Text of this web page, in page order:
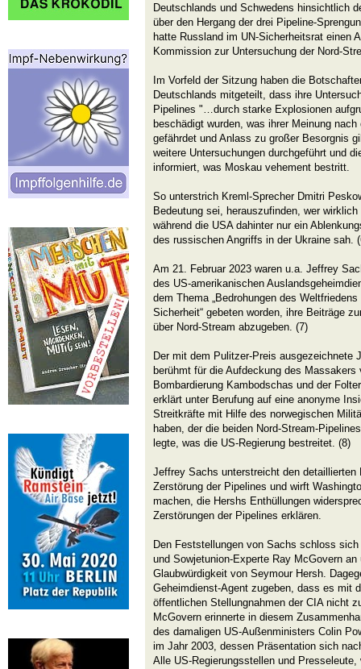
Deutschlands und Schwedens hinsichtlich
über den Hergang der drei Pipeline-
hatte Russland im UN-Sicherheitsrat einen
Kommission zur Untersuchung der Nord-
Im Vorfeld der Sitzung haben die
Deutschlands mitgeteilt, dass ihre
Pipelines "…durch starke Explosionen
beschädigt wurden, was ihrer Meinung
gefährdet und Anlass zu großer Besorgnis
weitere Untersuchungen durchgeführt und
informiert, was Moskau vehement bestritt.
So unterstrich Kreml-Sprecher Dmitri
Bedeutung sei, herauszufinden, wer
während die USA dahinter nur ein
des russischen Angriffs in der Ukraine sah.
Am 21. Februar 2023 waren u.a. Jeffrey
des US-amerikanischen
dem Thema „Bedrohungen des
Sicherheit“ gebeten worden, ihre Beiträge
über Nord-Stream abzugeben. (7)
Der mit dem Pulitzer-Preis ausgezeichnete
berühmt für die Aufdeckung des
Bombardierung Kambodschas und der
erklärt unter Berufung auf eine anonyme
Streitkräfte mit Hilfe des norwegischen
haben, der die beiden Nord-Stream-
legte, was die US-Regierung bestreitet. (8)
Jeffrey Sachs unterstreicht den detaillierten
Zerstörung der Pipelines und wirft
machen, die Hershs Enthüllungen
Zerstörungen der Pipelines erklären.
Den Feststellungen von Sachs schloss
und Sowjetunion-Experte Ray McGovern
Glaubwürdigkeit von Seymour Hersh.
Geheimdienst-Agent zugeben, dass es mit
öffentlichen Stellungnahmen der CIA nicht
McGovern erinnerte in diesem
des damaligen US-Außenministers Colin
im Jahr 2003, dessen Präsentation sich
Alle US-Regierungsstellen und